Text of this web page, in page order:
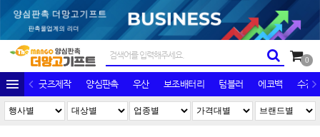
0
굿즈제작 양심판촉 우산 보조배터리 텀블러 에코백 수건/